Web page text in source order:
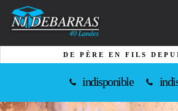
DE PÈRE EN FILS
indisponible